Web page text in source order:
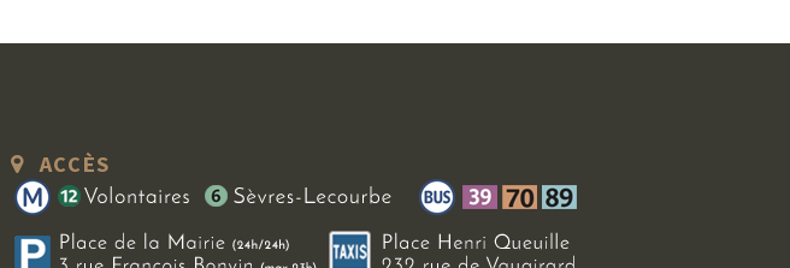
ACCÈS